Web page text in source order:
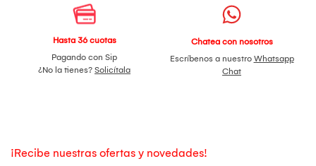
Hasta 36 cuotas
Pagando con Sip
¿No la tienes? Solicítala
Chatea con nosotros
Escríbenos a nuestro Whatsapp
Chat
¡Recibe nuestras ofertas y novedades!